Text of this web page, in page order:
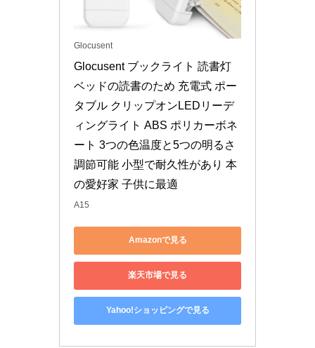
Glocusent
Glocusent ブックライト 読書灯
ベッドの読書のため 充電式 ポー
タブル クリップオンLEDリーデ
ィングライト ABS ポリカーボネ
ート 3つの色温度と5つの明るさ
調節可能 小型で耐久性があり 本
の愛好家 子供に最適
A15
Amazonで見る
楽天市場で見る
Yahoo!ショッピングで見る